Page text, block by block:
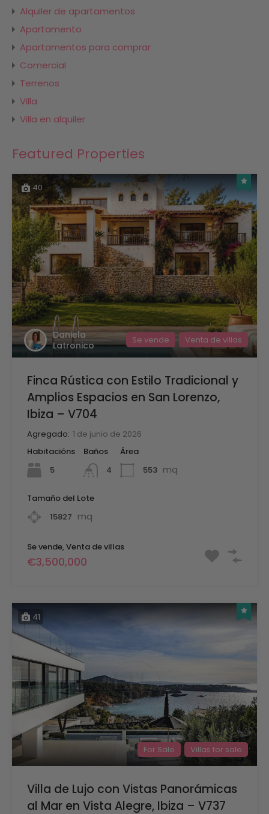
Alquiler de apartamentos
Apartamento
Apartamentos para comprar
Comercial
Terrenos
Villa
Villa en alquiler
Featured Properties
40
Daniela
Latronico
Se vende Venta de villas
Finca Rústica con Estilo Tradicional y
Amplios Espacios en San Lorenzo,
Ibiza – V704
Agregado: 1 de junio de 2026
Habitacións
5
Baños
4
Área
553 mq
Tamaño del Lote
15827 mq
Se vende, Venta de villas
€3,500,000
41
For Sale Villas for sale
Villa de Lujo con Vistas Panorámicas
al Mar en Vista Alegre, Ibiza – V737